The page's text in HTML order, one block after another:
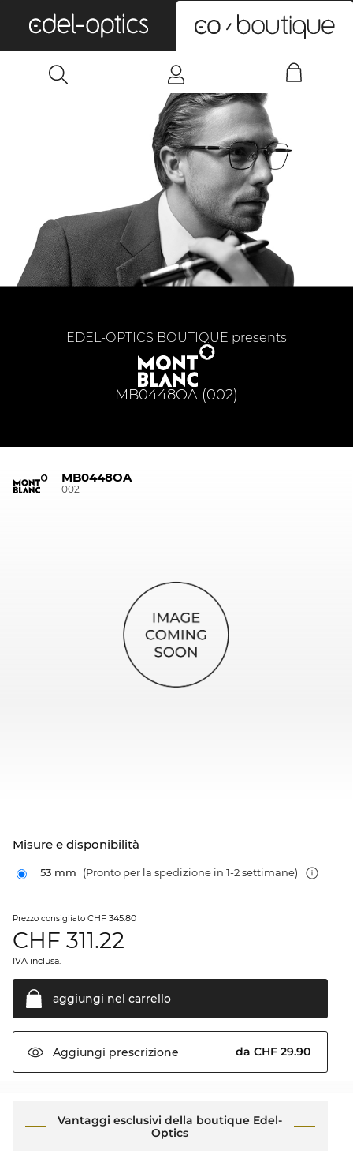
MB0448OA (002)
EDEL-OPTICS BOUTIQUE presents
MB0448OA
002
Misure e disponibilità
53 mm (Pronto per la spedizione in 1-2 settimane)
Prezzo consigliato CHF 345.80
CHF 311.22
IVA inclusa.
aggiungi nel carrello
Aggiungi prescrizione da CHF 29.90
Vantaggi esclusivi della boutique Edel-
Optics